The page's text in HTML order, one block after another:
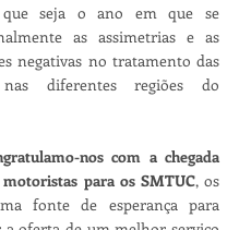
que seja o ano em que se
as assimetrias e as
negativas no tratamento das
nas diferentes regiões do
nos com a chegada
motoristas para os SMTUC, os
fonte de esperança para